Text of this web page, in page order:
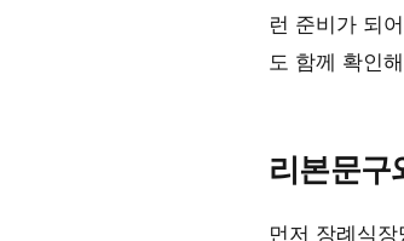
런 준비가 되
도 함께 확인
리본문구
먼저 장례식